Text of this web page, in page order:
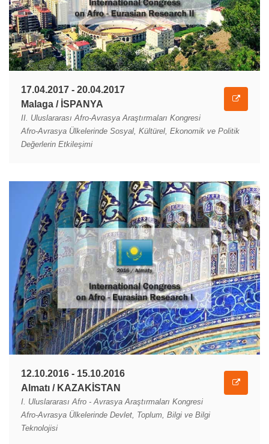
17.04.2017 - 20.04.2017
Malaga / İSPANYA
II. Uluslararası Afro-Avrasya Araştırmaları Kongresi
Afro-Avrasya Ülkelerinde Sosyal, Kültürel, Ekonomik ve Politik
Değerlerin Etkileşimi
12.10.2016 - 15.10.2016
Almatı / KAZAKİSTAN
I. Uluslararası Afro - Avrasya Araştırmaları Kongresi
Afro-Avrasya Ülkelerinde Devlet, Toplum, Bilgi ve Bilgi
Teknolojisi